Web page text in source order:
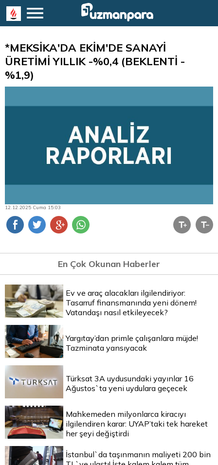
*MEKSİKA'DA EKİM'DE SANAYİ
ÜRETİMİ YILLIK -%0,4 (BEKLENTİ -
%1,9)
12.12.2025 Cuma 15:03
En Çok Okunan Haberler
Ev ve araç alacakları ilgilendiriyor:
Tasarruf finansmanında yeni dönem!
Vatandaşı nasıl etkileyecek?
Yargıtay’dan primle çalışanlara müjde!
Tazminata yansıyacak
Türksat 3A uydusundaki yayınlar 16
Ağustos`ta yeni uydulara geçecek
Mahkemeden milyonlarca kiracıyı
ilgilendiren karar: UYAP’taki tek hareket
her şeyi değiştirdi
İstanbul`da taşınmanın maliyeti 200 bin